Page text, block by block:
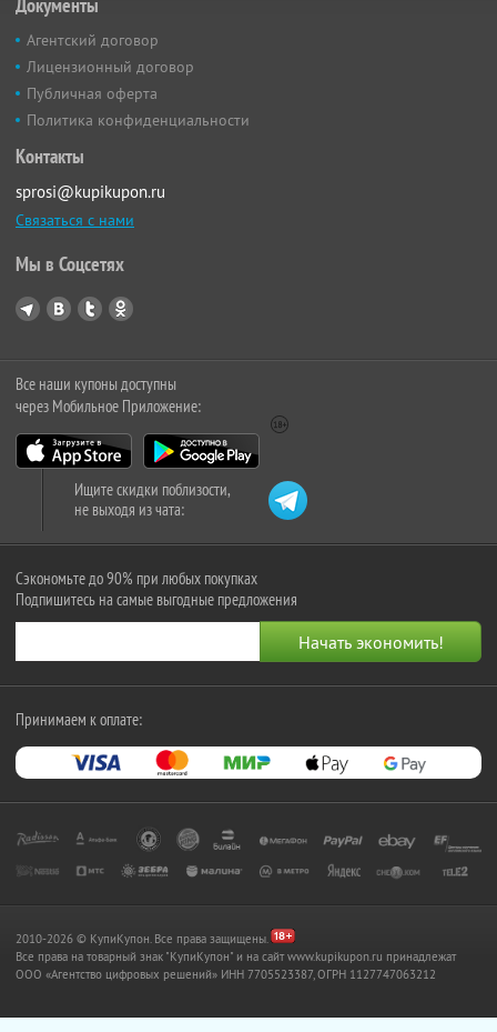
Агентский договор
Лицензионный договор
Публичная оферта
Политика конфиденциальности
Контакты
sprosi@kupikupon.ru
Связаться с нами
Мы в Соцсетях
Все наши купоны доступны
через Мобильное Приложение:
Ищите скидки поблизости,
не выходя из чата:
Сэкономьте до 90% при любых покупках
Подпишитесь на самые выгодные предложения
Принимаем к оплате:
2010-2026 © КупиКупон. Все права защищены.
Все права на товарный знак "КупиКупон" и на сайт www.kupikupon.ru принадлежат
OOO «Агентство цифровых решений» ИНН 7705523387, ОГРН 1127747063212